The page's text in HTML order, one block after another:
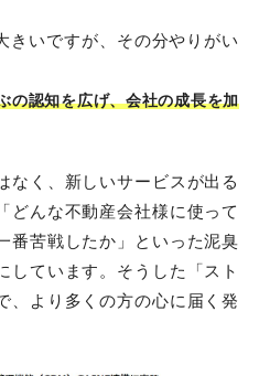
いですが、その分やりがい
の認知を広げ、会社の成長を加
なく、新しいサービスが出る
どんな不動産会社様に使って
番苦戦したか」といった泥臭
しています。そうした「スト
、より多くの方の心に届く発